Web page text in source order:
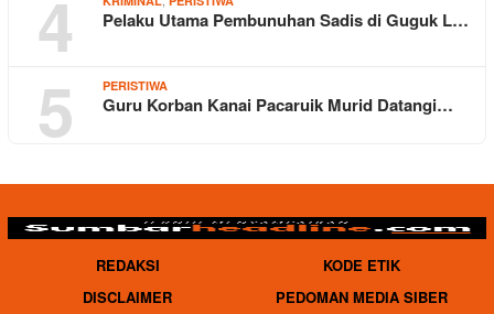
4 Pelaku Utama Pembunuhan Sadis di Guguk L…
5 PERISTIWA
Guru Korban Kanai Pacaruik Murid Datangi…
REDAKSI
KODE ETIK
DISCLAIMER
PEDOMAN MEDIA SIBER